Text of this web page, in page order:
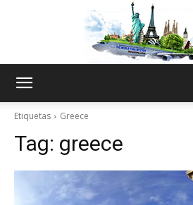
Etiquetas Greece
Tag: greece